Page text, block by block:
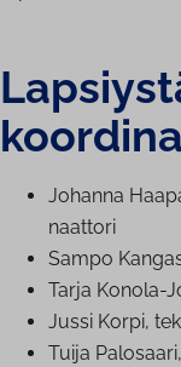
Johanna
naat­to­ri
Sampo
Tarja Konola-
Jussi Korpi,
Tuija